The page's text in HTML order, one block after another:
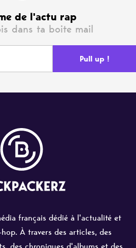
de l'actu rap
dans ta boite mail
français dédié à l'actualité et
À travers des articles, des